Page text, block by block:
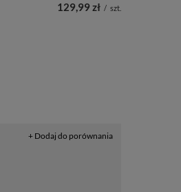
129,99 zł / szt.
+ Dodaj do porównania